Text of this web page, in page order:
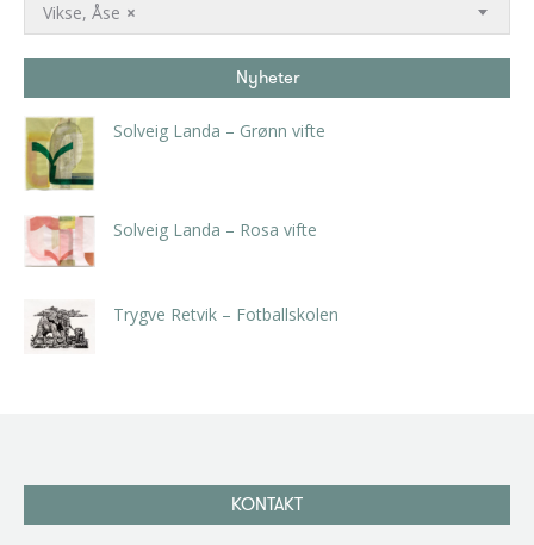
×
Vikse, Åse
Nyheter
Solveig Landa – Grønn vifte
Solveig Landa – Rosa vifte
Trygve Retvik – Fotballskolen
KONTAKT